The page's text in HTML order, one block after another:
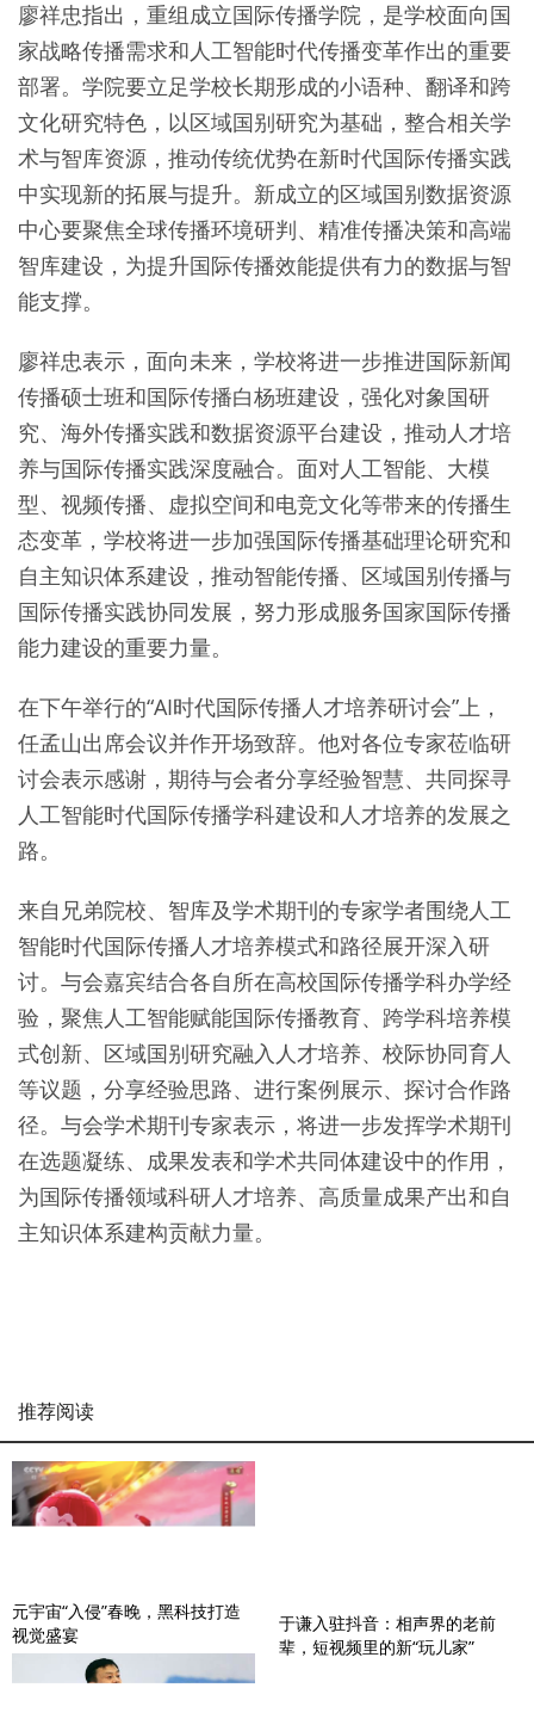
廖祥忠指出，重组成立国际传播学院，是学校面向国
家战略传播需求和人工智能时代传播变革作出的重要
部署。学院要立足学校长期形成的小语种、翻译和跨
文化研究特色，以区域国别研究为基础，整合相关学
术与智库资源，推动传统优势在新时代国际传播实践
中实现新的拓展与提升。新成立的区域国别数据资源
中心要聚焦全球传播环境研判、精准传播决策和高端
智库建设，为提升国际传播效能提供有力的数据与智
能支撑。
廖祥忠表示，面向未来，学校将进一步推进国际新闻
传播硕士班和国际传播白杨班建设，强化对象国研
究、海外传播实践和数据资源平台建设，推动人才培
养与国际传播实践深度融合。面对人工智能、大模
型、视频传播、虚拟空间和电竞文化等带来的传播生
态变革，学校将进一步加强国际传播基础理论研究和
自主知识体系建设，推动智能传播、区域国别传播与
国际传播实践协同发展，努力形成服务国家国际传播
能力建设的重要力量。
在下午举行的“AI时代国际传播人才培养研讨会”上，
任孟山出席会议并作开场致辞。他对各位专家莅临研
讨会表示感谢，期待与会者分享经验智慧、共同探寻
人工智能时代国际传播学科建设和人才培养的发展之
路。
来自兄弟院校、智库及学术期刊的专家学者围绕人工
智能时代国际传播人才培养模式和路径展开深入研
讨。与会嘉宾结合各自所在高校国际传播学科办学经
验，聚焦人工智能赋能国际传播教育、跨学科培养模
式创新、区域国别研究融入人才培养、校际协同育人
等议题，分享经验思路、进行案例展示、探讨合作路
径。与会学术期刊专家表示，将进一步发挥学术期刊
在选题凝练、成果发表和学术共同体建设中的作用，
为国际传播领域科研人才培养、高质量成果产出和自
主知识体系建构贡献力量。
推荐阅读
元宇宙“入侵”春晚，黑科技打造
视觉盛宴
于谦入驻抖音：相声界的老前
辈，短视频里的新“玩儿家”